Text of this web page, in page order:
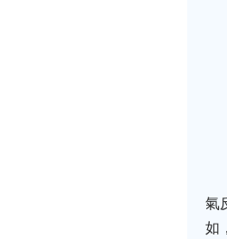
氣
如